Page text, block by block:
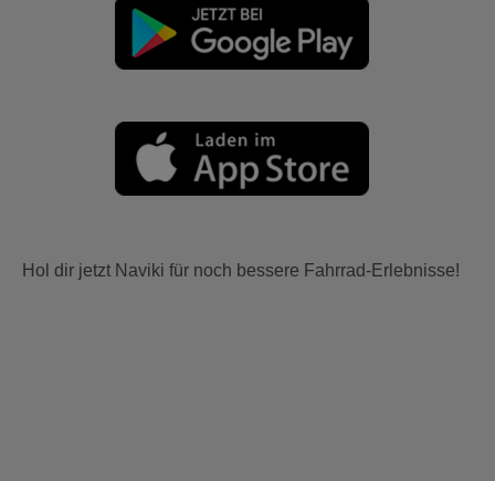
Hol dir jetzt Naviki für noch bessere Fahrrad-Erlebnisse!